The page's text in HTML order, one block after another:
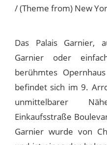
/ (Theme from) New
Das Palais Garnier,
Garnier oder
berühmtes
befindet sich im 9.
unmittelbarer
Einkaufsstraße
Garnier wurde von